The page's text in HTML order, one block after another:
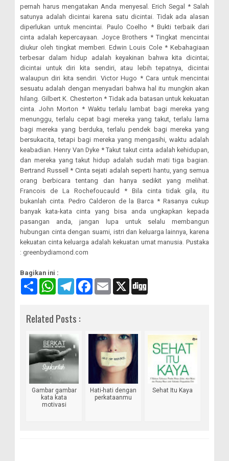
pernah harus mengatakan Anda menyesal. Erich Segal * Salah
satunya adalah dicintai karena satu dicintai. Tidak ada alasan
diperlukan untuk mencintai. Paulo Coelho * Bukti terbaik dari
cinta adalah kepercayaan. Joyce Brothers * Tingkat mencintai
diukur oleh tingkat memberi. Edwin Louis Cole * Kebahagiaan
terbesar dalam hidup adalah keyakinan bahwa kita dicintai;
dicintai untuk diri kita sendiri, atau lebih tepatnya, dicintai
walaupun diri kita sendiri. Victor Hugo * Cara untuk mencintai
sesuatu adalah dengan menyadari bahwa hal itu mungkin akan
hilang. Gilbert K. Chesterton * Tidak ada batasan untuk kekuatan
cinta. John Morton * Waktu terlalu lambat bagi mereka yang
menunggu, terlalu cepat bagi mereka yang takut, terlalu lama
bagi mereka yang berduka, terlalu pendek bagi mereka yang
bersukacita, tetapi bagi mereka yang mengasihi, waktu adalah
keabadian. Henry Van Dyke * Takut takut cinta adalah kehidupan,
dan mereka yang takut hidup adalah sudah mati tiga bagian.
Bertrand Russell * Cinta sejati adalah seperti hantu, yang semua
orang berbicara tentang dan hanya sedikit yang melihat.
Francois de La Rochefoucauld * Bila cinta tidak gila, itu
bukanlah cinta. Pedro Calderon de la Barca * Rasanya cukup
banyak kata-kata cinta yang bisa anda ungkapkan kepada
pasangan anda, jangan lupa untuk selalu membangun
hubungan cinta dengan suami, istri dan keluarga lainnya, karena
kekuatan cinta keluarga adalah kekuatan umat manusia. Pustaka
: greenbydiamond.com
Bagikan ini :
S
n
W
s
A
p
T
r
m
F
E
m
X
Related Posts :
Gambar gambar
kata kata
motivasi
Hati-hati dengan
perkataanmu
Sehat Itu Kaya